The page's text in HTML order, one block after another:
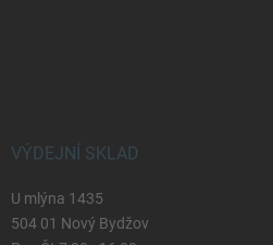
VÝDEJNÍ SKLAD
U mlýna 1435
504 01 Nový Bydžov